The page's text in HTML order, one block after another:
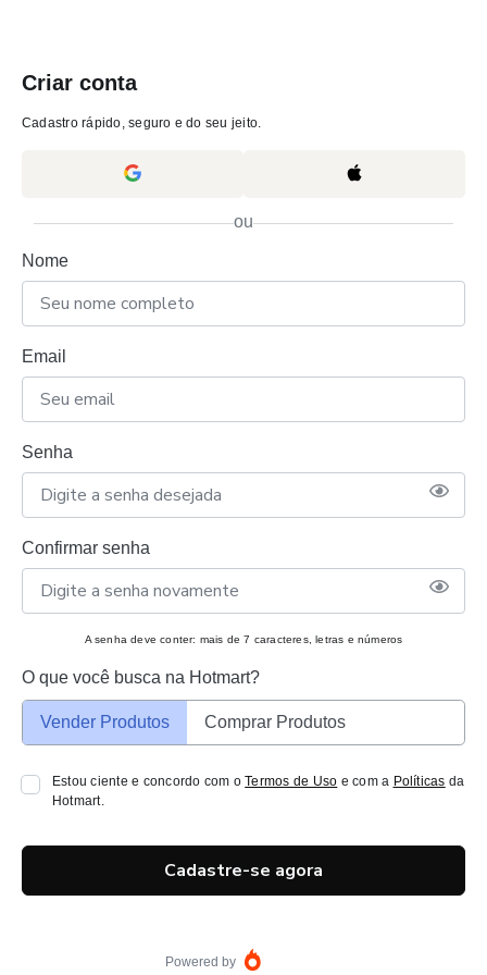
Criar conta
Cadastro rápido, seguro e do seu jeito.
ou
Nome
Email
Senha
Confirmar senha
A senha deve conter: mais de 7 caracteres, letras e números
O que você busca na Hotmart?
Vender Produtos Comprar Produtos
Estou ciente e concordo com oTermos de Uso e com a Políticas da
Hotmart.
Cadastre-se agora
Powered by